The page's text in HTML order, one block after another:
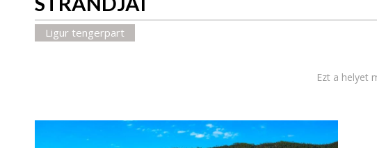
Ligur tengerpart
Ezt a helyet